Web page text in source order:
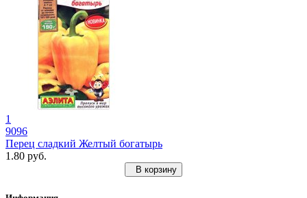
1
9096
Перец сладкий Желтый богатырь
1.80 руб.
В корзину